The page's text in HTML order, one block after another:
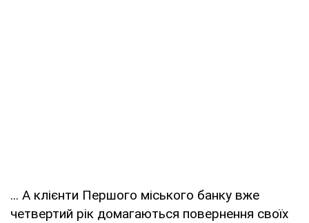
... А клієнти Першого міського банку вже
четвертий рік домагаються повернення своїх